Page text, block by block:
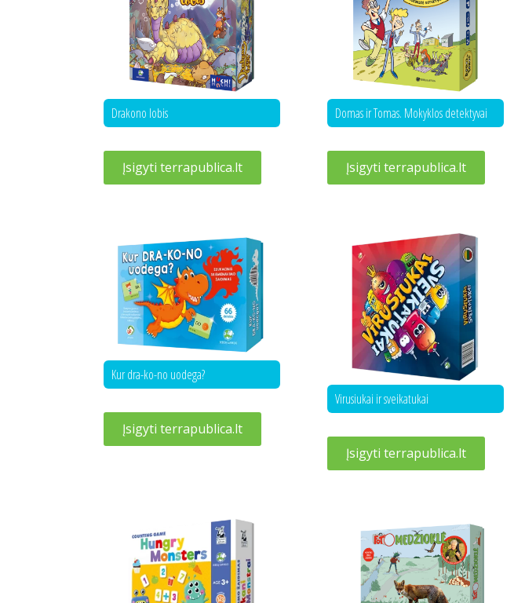
Drakono lobis
Įsigyti terrapublica.lt
Domas ir Tomas. Mokyklos detektyvai
Įsigyti terrapublica.lt
Kur dra-ko-no uodega?
Įsigyti terrapublica.lt
Virusiukai ir sveikatukai
Įsigyti terrapublica.lt